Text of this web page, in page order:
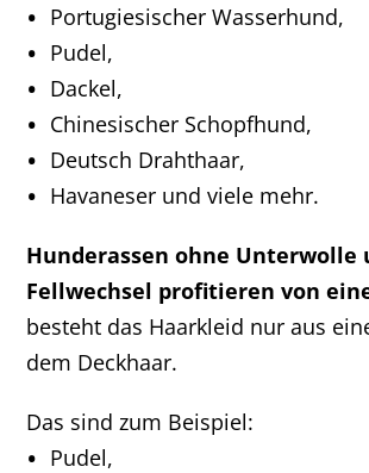
Portugiesischer Wasserhund,
Pudel,
Dackel,
Chinesischer Schopfhund,
Deutsch Drahthaar,
Havaneser und viele mehr.
Hunderassen ohne Unterwolle
Fellwechsel profitieren von
besteht das Haarkleid nur aus
dem Deckhaar.
Das sind zum Beispiel:
Pudel,